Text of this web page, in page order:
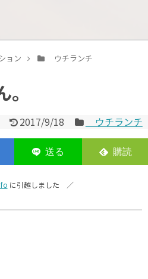
ョン ウチランチ
2017/9/18 ウチランチ
に引越しました ／